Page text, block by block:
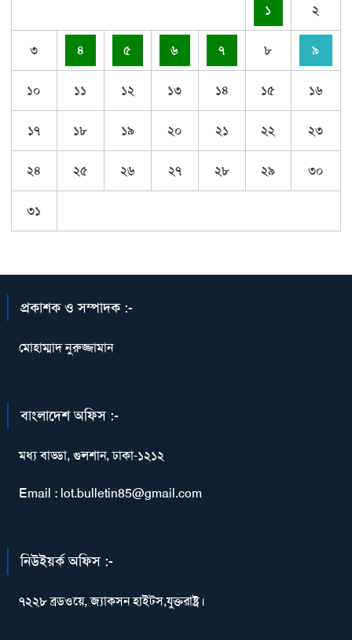
১ ২
৩ ৪ ৫ ৬ ৭ ৮ ৯
১০ ১১ ১২ ১৩ ১৪ ১৫ ১৬
১৭ ১৮ ১৯ ২০ ২১ ২২ ২৩
২৪ ২৫ ২৬ ২৭ ২৮ ২৯ ৩০
৩১
প্রকাশক ও সম্পাদক :-
মোহাম্মাদ নুরুজ্জামান
বাংলাদেশ অফিস :-
মধ্য বাড্ডা, গুলশান, ঢাকা-১২১২
Email : lot.bulletin85@gmail.com
নিউইয়র্ক অফিস :-
৭২২৮ ব্রডওয়ে, জ্যাকসন হাইটস,যুক্তরাষ্ট্র।